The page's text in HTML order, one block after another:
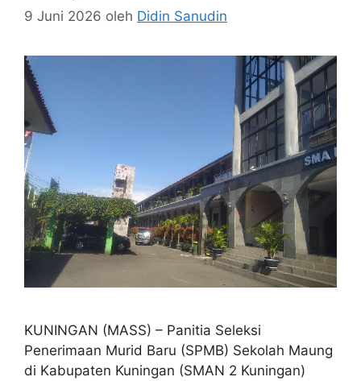
9 Juni 2026 oleh Didin Sanudin
KUNINGAN (MASS) – Panitia Seleksi
Penerimaan Murid Baru (SPMB) Sekolah Maung
di Kabupaten Kuningan (SMAN 2 Kuningan)